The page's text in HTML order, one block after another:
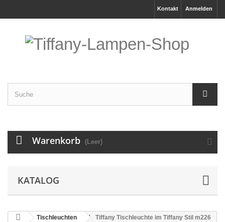
Anmelden
Kontakt
Warenkorb (Leer)
KATALOG
Tischleuchten Tiffany Tischleuchte im Tiffany Stil m226